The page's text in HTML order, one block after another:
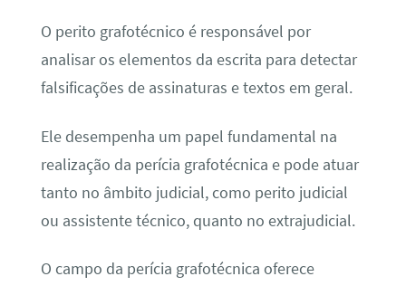
O perito grafotécnico é responsável por
analisar os elementos da escrita para detectar
falsificações de assinaturas e textos em geral.
Ele desempenha um papel fundamental na
realização da perícia grafotécnica e pode atuar
tanto no âmbito judicial, como perito judicial
ou assistente técnico, quanto no extrajudicial.
O campo da perícia grafotécnica oferece